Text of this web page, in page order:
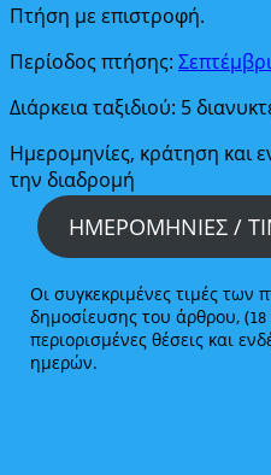
Πτήση με επιστροφή.
Περίοδος πτήσης:
Διάρκεια ταξιδιού: 5
Ημερομηνίες, κράτηση και
την διαδρομή
ΗΜΕΡΟΜΗΝΙΕΣ /
Οι συγκεκριμένες τιμές
δημοσίευσης του άρθρου, (
περιορισμένες θέσεις και
ημερών.